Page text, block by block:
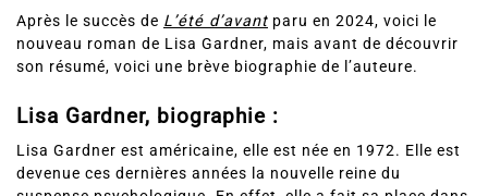
Après le succès de L’été d’avant paru en 2024, voici le
nouveau roman de Lisa Gardner, mais avant de découvrir
Lisa Gardner, biographie :
Lisa Gardner est américaine, elle est née en 1972. Elle est